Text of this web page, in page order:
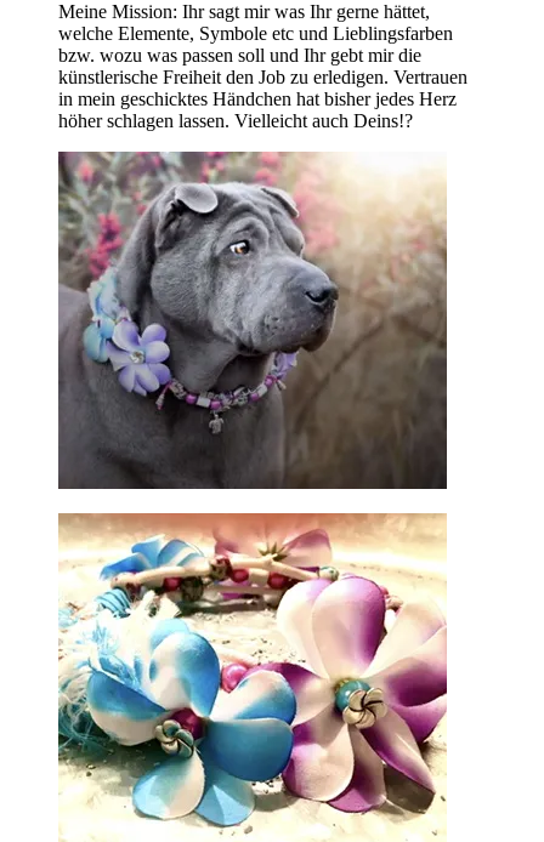
Meine Mission: Ihr sagt mir was Ihr gerne hättet,
welche Elemente, Symbole etc und Lieblingsfarben
bzw. wozu was passen soll und Ihr gebt mir die
künstlerische Freiheit den Job zu erledigen. Vertrauen
in mein geschicktes Händchen hat bisher jedes Herz
höher schlagen lassen. Vielleicht auch Deins!?